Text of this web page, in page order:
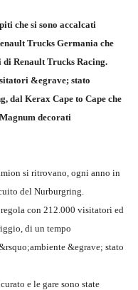
che si sono accalcati
Trucks Germania che
di Renault Trucks Racing.
&egrave; stato
dal Kerax Cape to Cape che
decorati
si ritrovano, ogni anno in
del Nurburgring.
con 212.000 visitatori ed
di un tempo
&egrave; stato
e le gare sono state